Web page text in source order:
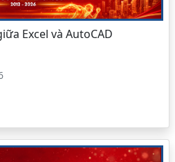
Excel và AutoCAD